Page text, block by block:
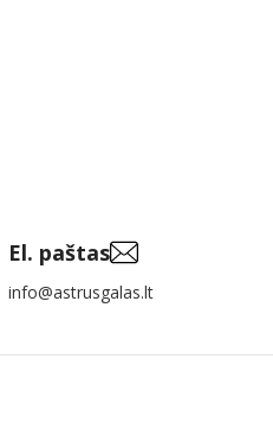
El. paštas
info@astrusgalas.lt